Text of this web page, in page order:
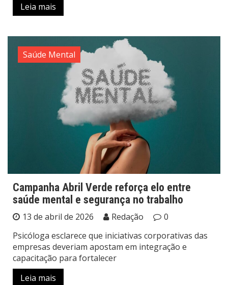
Leia mais
Saúde Mental
Campanha Abril Verde reforça elo entre
saúde mental e segurança no trabalho
13 de abril de 2026 Redação
0
Psicóloga esclarece que iniciativas corporativas das
empresas deveriam apostam em integração e
capacitação para fortalecer
Leia mais